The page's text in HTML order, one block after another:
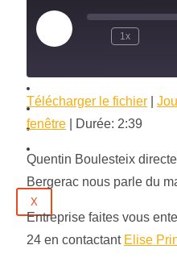
Tous les Podcasts
Municipales 2026
Emploi
Évènements
X
Play
Episode
1x
Télécharger le fichier
fenêtre
Durée: 2:39
Quentin Boulesteix
Bergerac nous parle du
Entreprise faites vous
24 en contactant Elise